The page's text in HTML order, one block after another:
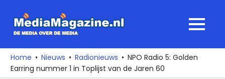
naar
media
over
de
MENU
Home Nieuws Radionieuws
NPO Radio 5: Golden
Earring nummer 1 in Toplijst van de Jaren 60